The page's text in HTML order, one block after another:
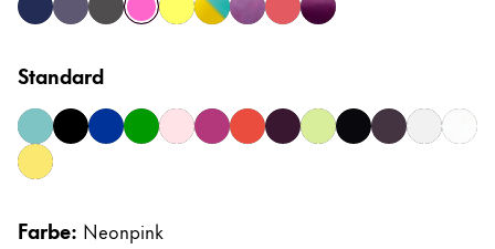
Etuis
Geschenke & Gravuren
Geschenk-Sets
Afrika
South Africa
Asien-Pazifik
Diese Region enthält Länder mit den Sprachen,
English
dark dusk
meteorameteorite
neonpinkneonyellow
pina colada
pink cliff
sunsetviolet blackberry
Standard
aquasky
blackbluegreenlightrose
pinkred scarletspringgreen
steel black
umbravista
yellow
Farbe: Neonpink